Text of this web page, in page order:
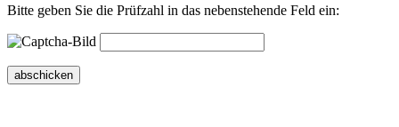
Bitte geben Sie die Prüfzahl in das nebenstehende Feld ein:
abschicken